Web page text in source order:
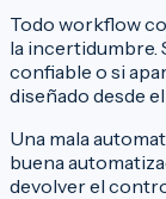
Todo workflow
la incertidumbre.
confiable o si
diseñado desde
Una mala
buena
devolver el